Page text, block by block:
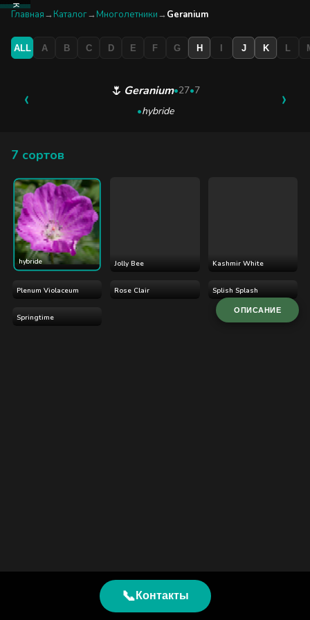
КАТАЛОГ
БУТИК
Главная→ Каталог→ Многолетники→ Geranium
ALL A B C D E F G H I J K L
‹ 🌷 Geranium•27•7
•hybride ›
7 сортов
hybride Jolly Bee Kashmir White
Plenum Violaceum Rose Clair Splish Splash
Springtime
ОПИСАНИЕ
📞 Контакты